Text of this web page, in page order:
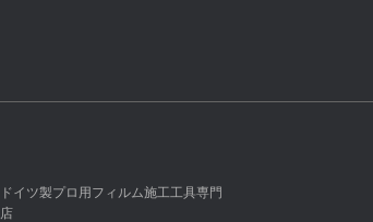
ドイツ製プロ用フィルム施工工具専門
店